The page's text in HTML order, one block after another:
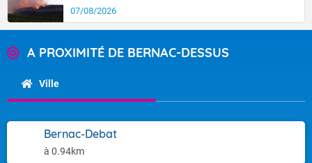
07/08/2026
A PROXIMITÉ DE BERNAC-DESSUS
Ville
Bernac-Debat
à 0.94km